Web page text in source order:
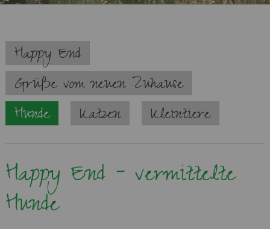
Navigation
überspringen
Happy End
Grüße vom neuen Zuhause
Hunde
Katzen Kleintiere
Happy End - vermittelte
Hunde